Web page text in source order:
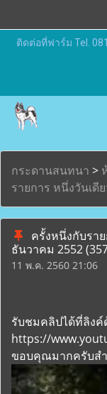
ติดต่อที่ฟาร์ม Tel.
กระดานสนทนา >
รายการ หนึ่งวันเดี
ครั้งหนึ่งกับรา
ธันวาคม 2552
11 พ.ค. 2560 21:06
รับชมคลิปได้ที่ลิงค์
https://
ขอบคุณมากครับส